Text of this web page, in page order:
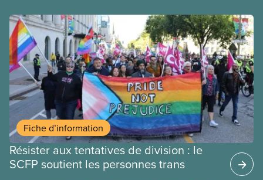
Fiche d’information
Résister aux tentatives de division : le
SCFP soutient les personnes trans